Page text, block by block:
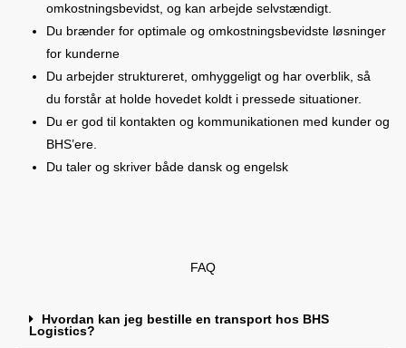
omkostningsbevidst, og kan arbejde selvstændigt.
Du brænder for optimale og omkostningsbevidste løsninger
for kunderne
Du arbejder struktureret, omhyggeligt og har overblik, så
du forstår at holde hovedet koldt i pressede situationer.
Du er god til kontakten og kommunikationen med kunder og
BHS’ere.
Du taler og skriver både dansk og engelsk
FAQ
Hvordan kan jeg bestille en transport hos BHS
Logistics?